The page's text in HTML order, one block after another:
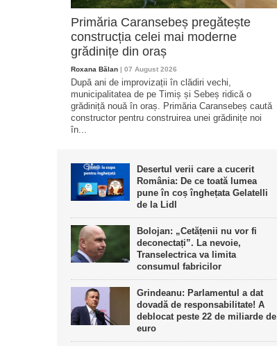
Primăria Caransebeș pregătește
construcția celei mai moderne
grădinițe din oraș
Roxana Bălan | 07 August 2026
După ani de improvizații în clădiri vechi,
municipalitatea de pe Timiș și Sebeș ridică o
grădiniță nouă în oraș. Primăria Caransebeș caută
constructor pentru construirea unei grădinițe noi
în...
Desertul verii care a cucerit
România: De ce toată lumea
pune în coș înghețata Gelatelli
de la Lidl
Bolojan: „Cetățenii nu vor fi
deconectați”. La nevoie,
Transelectrica va limita
consumul fabricilor
Grindeanu: Parlamentul a dat
dovadă de responsabilitate! A
deblocat peste 22 de miliarde de
euro